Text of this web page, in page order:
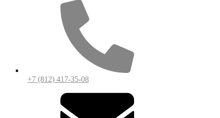
+7 (812) 417-35-08